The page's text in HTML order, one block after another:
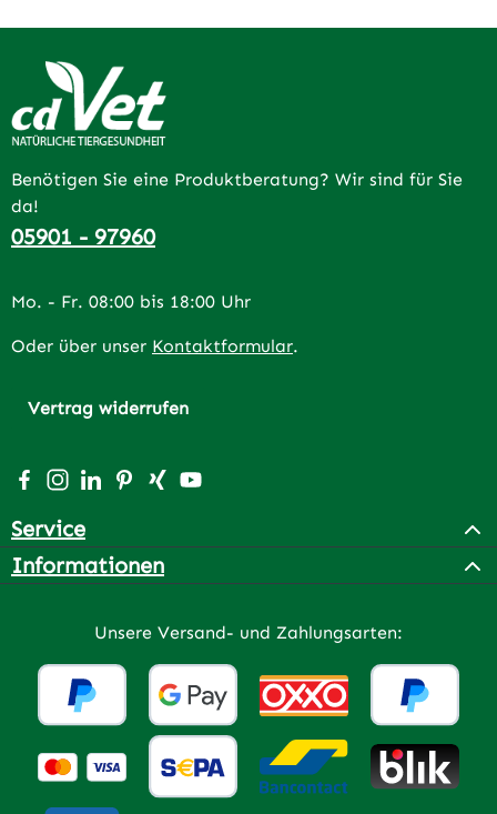
Benötigen Sie eine Produktberatung? Wir sind für Sie
da!
05901 - 97960
Mo. - Fr. 08:00 bis 18:00 Uhr
Oder über unser Kontaktformular.
Vertrag widerrufen
Besuche uns auf Facebook – öffnet in neuem Tab
Schau auf Instagram vorbei – öffnet in neuem Tab
Vernetze dich mit uns auf LinkedIn – öffnet in
Lass dich auf Pinterest inspirieren – öffnet
Vernetze dich mit uns auf Xing – öffnet
Sieh dir unsere Videos auf YouTube
Service
Informationen
Unsere Versand- und Zahlungsarten: